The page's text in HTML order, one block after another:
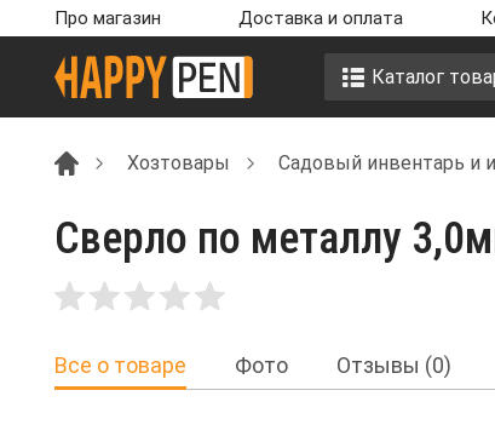
Про магазин Доставка и оплата
Каталог
Хозтовары Садовый инвентарь и
Сверло по металлу
Все о товаре Фото Отзывы (0)